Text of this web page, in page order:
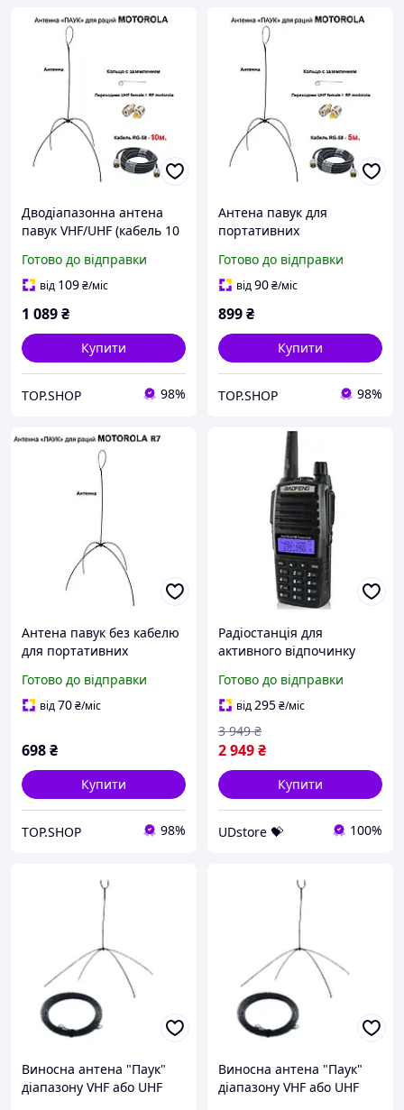
Дводіапазонна антена
павук VHF/UHF (кабель 10
портативних
радіостанцій Motorola DP
Готово до відправки
від 109₴/міс
1 089₴
Купити
TOP.SHOP 98%
Антена павук для
портативних
DP дводіапазонна антена
павук VHF/UHF кабель 5м.
Готово до відправки
від90₴/міс
899₴
Купити
TOP.SHOP 98%
Антена павук без кабелю
для портативних
Двохдіапазонна антена
павук VHF/UHF
Готово до відправки
від70₴/міс
698₴
Купити
TOP.SHOP 98%
Радіостанція для
активного відпочинку
UHF/VHF, чорна UDstore -
store-with-good-prices-
Готово до відправки
від295₴/міс
2 949₴
3 949 ₴
Купити
UDstore 💝 100%
Виносна антена "Паук"
діапазону VHF або UHF
Виносна антена "Паук"
діапазону VHF або UHF